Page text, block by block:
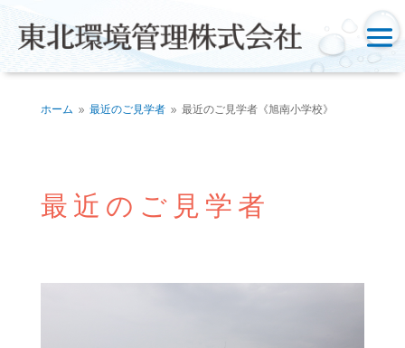
ホーム 9 最近のご見学者 9 最近のご見学者《旭南小学校》
最近のご見学者